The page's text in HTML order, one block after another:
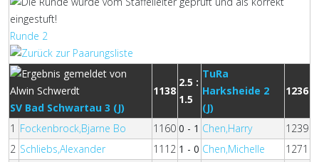
Runde 2
SV Bad Schwartau 3 (J)
1138
2.5 :
1.5
TuRa
Harksheide 2
(J)
1236
1 Fockenbrock,Bjarne Bo 1160 0 - 1 Chen,Harry
1239
2 Schliebs,Alexander 1112 1 - 0 Chen,Michelle
1271